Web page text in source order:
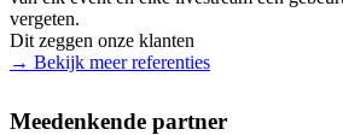
vergeten.
Dit zeggen onze klanten
→ Bekijk meer referenties
Meedenkende partner